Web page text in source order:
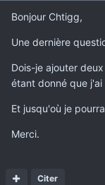
Bonjour Chtigg,
Une dernière
Dois-je ajouter
étant donné que
Et jusqu'où je
Merci.
Citer